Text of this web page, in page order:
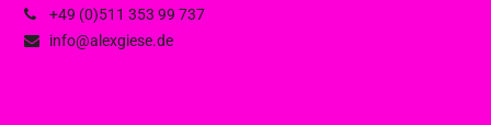
+49 (0)511 353 99 737
info@alexgiese.de